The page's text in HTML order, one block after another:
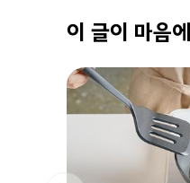
이 글이 마음